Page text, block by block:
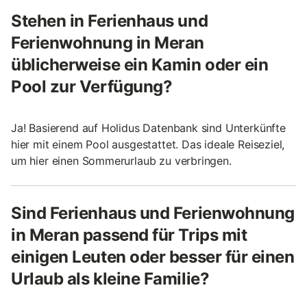
Stehen in Ferienhaus und
Ferienwohnung in Meran
üblicherweise ein Kamin oder ein
Pool zur Verfügung?
Ja! Basierend auf Holidus Datenbank sind Unterkünfte
hier mit einem Pool ausgestattet. Das ideale Reiseziel,
um hier einen Sommerurlaub zu verbringen.
Sind Ferienhaus und Ferienwohnung
in Meran passend für Trips mit
einigen Leuten oder besser für einen
Urlaub als kleine Familie?